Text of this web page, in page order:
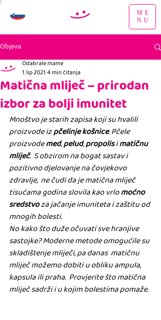
ME
NU
Objava
Matična mliječ – prirodan
izbor za bolji imunitet
Odabrale mame
1. lip 2021.4 min čitanja
Mnoštvo je starih zapisa koji su hvalili
proizvode iz pčelinje košnice. Pčele
proizvode med, pelud, propolis i matičnu
mliječ.  S obzirom na bogat sastav i
pozitivno djelovanje na čovjekovo
zdravlje,  ne čudi da je matična mliječ
tisućama godina slovila kao vrlo moćno
sredstvo za jačanje imuniteta i zaštitu od
mnogih bolesti.
No kako što duže očuvati sve hranjive
sastojke? Moderne metode omogućile su
skladištenje mliječi, pa danas  matičnu
mliječ možemo dobiti u obliku ampula,
kapsula ili praha.  Provjerite što matična
mliječ sadrži i u kojim bolestima pomaže.